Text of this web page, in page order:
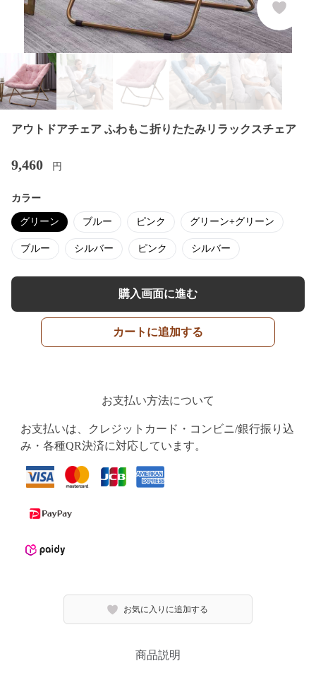
アウトドアチェア ふわもこ折りたたみリラックスチェア
9,460 円
カラー
グリーン ブルー ピンク グリーン+グリーン
ブルー シルバー ピンク シルバー
購入画面に進む
カートに追加する
お支払い方法について
お支払いは、クレジットカード・コンビニ/銀行振り込
み・各種QR決済に対応しています。
お気に入りに追加する
商品説明